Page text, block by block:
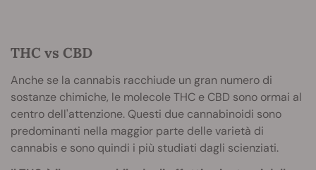
THC vs CBD
Anche se la cannabis racchiude un gran numero di
sostanze chimiche, le molecole THC e CBD sono ormai al
centro dell'attenzione. Questi due cannabinoidi sono
predominanti nella maggior parte delle varietà di
cannabis e sono quindi i più studiati dagli scienziati.